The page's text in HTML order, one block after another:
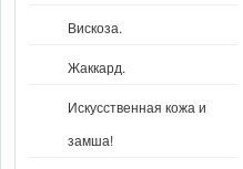
Вискоза.
Жаккард.
Искусственная кожа и
замша!